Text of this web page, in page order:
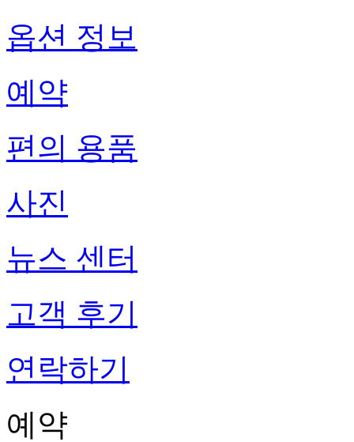
옵션 정보
예약
편의 용품
사진
뉴스 센터
고객 후기
연락하기
예약